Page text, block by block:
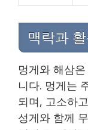
맥락과
멍게와 해삼
니다. 멍게는
되며, 고소하
성게와 함께